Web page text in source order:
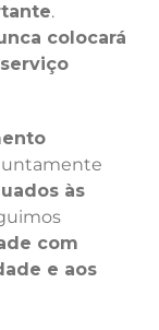
.
colocará
às
com
e aos